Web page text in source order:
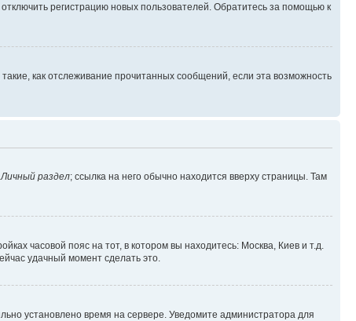
регистрацию новых пользователей. Обратитесь за помощью к
как отслеживание прочитанных сообщений, если эта возможность
Личный раздел; ссылка на него обычно находится вверху страницы. Там
часовой пояс на тот, в котором вы находитесь: Москва, Киев и т.д.
удачный момент сделать это.
установлено время на сервере. Уведомите администратора для